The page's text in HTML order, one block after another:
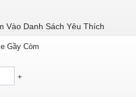
Vào Danh Sách Yêu Thích
Gầy Còm
+